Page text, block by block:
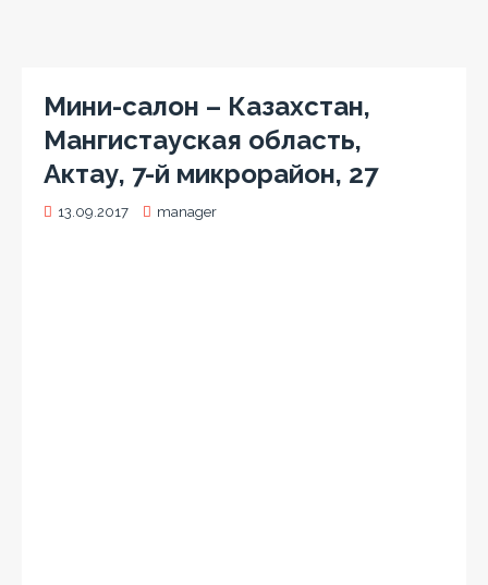
Мини-салон – Казахстан,
Мангистауская область,
Актау, 7-й микрорайон, 27
13.09.2017 manager